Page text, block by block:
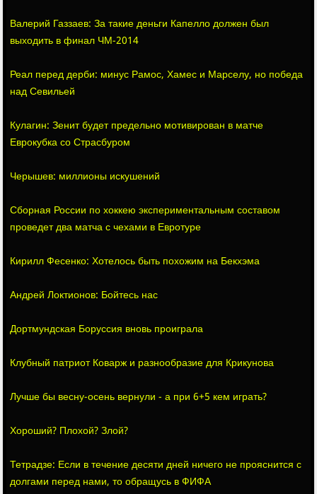
Валерий Газзаев: За такие деньги Капелло должен был
выходить в финал ЧМ-2014
Реал перед дерби: минус Рамос, Хамес и Марселу, но победа
над Севильей
Кулагин: Зенит будет предельно мотивирован в матче
Еврокубка со Страсбуром
Черышев: миллионы искушений
Сборная России по хоккею экспериментальным составом
проведет два матча с чехами в Евротуре
Кирилл Фесенко: Хотелось быть похожим на Бекхэма
Андрей Локтионов: Бойтесь нас
Дортмундская Боруссия вновь проиграла
Клубный патриот Коварж и разнообразие для Крикунова
Лучше бы весну-осень вернули - а при 6+5 кем играть?
Хороший? Плохой? Злой?
Тетрадзе: Если в течение десяти дней ничего не прояснится с
долгами перед нами, то обращусь в ФИФА